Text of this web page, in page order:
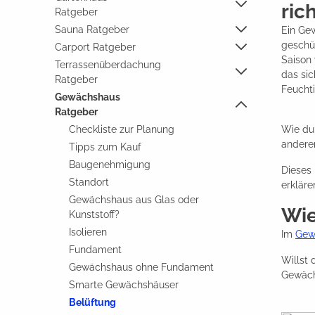
Ratgeber
Sauna Ratgeber
Carport Ratgeber
Terrassenüberdachung
Ratgeber
Gewächshaus
Ratgeber
Checkliste zur Planung
Tipps zum Kauf
Baugenehmigung
Standort
Gewächshaus aus Glas oder
Kunststoff?
Isolieren
Fundament
Gewächshaus ohne Fundament
Smarte Gewächshäuser
Belüftung
Ein
Saison
das
Wie
Im
Willst